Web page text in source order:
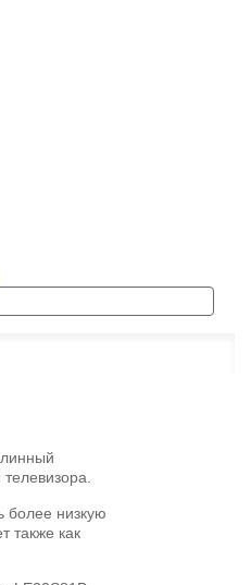
более низкую
также как